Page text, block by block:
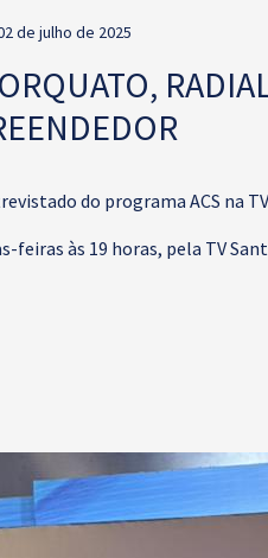
de julho de 2025
do programa ACS na
às 19 horas, pela TV